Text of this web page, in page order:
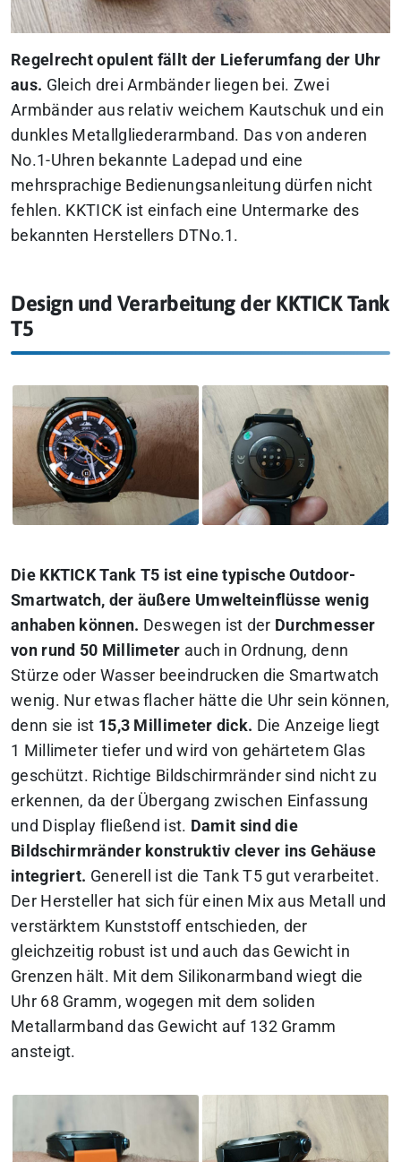
Regelrecht opulent fällt der Lieferumfang der Uhr
aus. Gleich drei Armbänder liegen bei. Zwei
Armbänder aus relativ weichem Kautschuk und ein
dunkles Metallgliederarmband. Das von anderen
No.1-Uhren bekannte Ladepad und eine
mehrsprachige Bedienungsanleitung dürfen nicht
fehlen. KKTICK ist einfach eine Untermarke des
bekannten Herstellers DTNo.1.
Design und Verarbeitung der KKTICK Tank
T5
Die KKTICK Tank T5 ist eine typische Outdoor-
Smartwatch, der äußere Umwelteinflüsse wenig
anhaben können. Deswegen ist der Durchmesser
von rund 50 Millimeter auch in Ordnung, denn
Stürze oder Wasser beeindrucken die Smartwatch
wenig. Nur etwas flacher hätte die Uhr sein können,
denn sie ist 15,3 Millimeter dick. Die Anzeige liegt
1 Millimeter tiefer und wird von gehärtetem Glas
geschützt. Richtige Bildschirmränder sind nicht zu
erkennen, da der Übergang zwischen Einfassung
und Display fließend ist. Damit sind die
Bildschirmränder konstruktiv clever ins Gehäuse
integriert. Generell ist die Tank T5 gut verarbeitet.
Der Hersteller hat sich für einen Mix aus Metall und
verstärktem Kunststoff entschieden, der
gleichzeitig robust ist und auch das Gewicht in
Grenzen hält. Mit dem Silikonarmband wiegt die
Uhr 68 Gramm, wogegen mit dem soliden
Metallarmband das Gewicht auf 132 Gramm
ansteigt.